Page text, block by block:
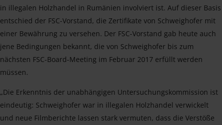
in illegalen Holzhandel in Rumänien involviert ist. Auf dieser Basis
entschied der FSC-Vorstand, die Zertifikate von Schweighofer mit
einer Bewährung zu versehen. Der FSC-Vorstand gab heute auch
jene Bedingungen bekannt, die von Schweighofer bis zum
nächsten FSC-Board-Meeting im Februar 2017 erfüllt werden
müssen.
„Die Erkenntnis der unabhängigen Untersuchungskommission ist
eindeutig: Schweighofer war in illegalen Holzhandel verwickelt
und neue Filmberichte lassen stark vermuten, dass die Verstöße